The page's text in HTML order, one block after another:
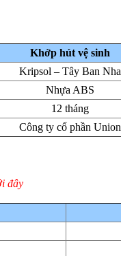
Khớp hút vệ sinh
Kripsol – Tây Ban Nha
Nhựa ABS
12 tháng
Công ty cổ phần Union
đây